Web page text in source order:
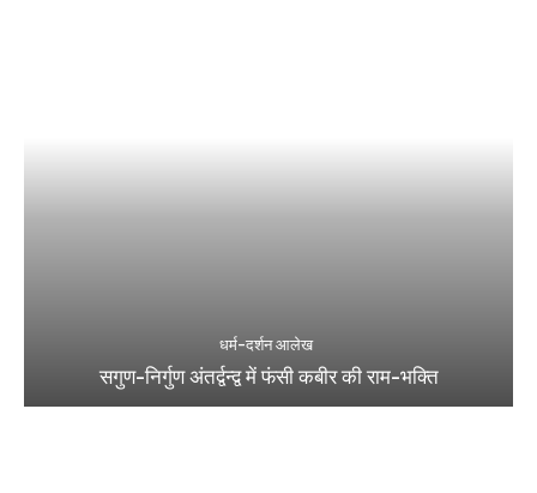
धर्म-दर्शन आलेख
सगुण-निर्गुण अंतर्द्वन्द्व में फंसी कबीर की राम-भक्ति